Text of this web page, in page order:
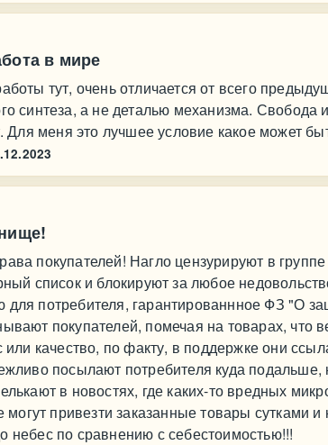
в мире
тут, очень отличается от всего
синтеза, а не деталью механизма. Свобода
Для меня это лучшее условие какое может
покупателей! Нагло цензурируют в группе
список и блокируют за любое
потребителя, гарантированнное ФЗ "О
покупателей, помечая на товарах, что
или качество, по факту, в поддержке они
посылают потребителя куда подальше,
в новостях, где каких-то вредных
могут привезти заказанные товары сутками
небес по сравнению с себестоимостью!!!